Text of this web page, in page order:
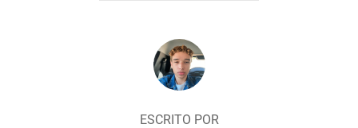
AUTOR DO POST
ESCRITO POR